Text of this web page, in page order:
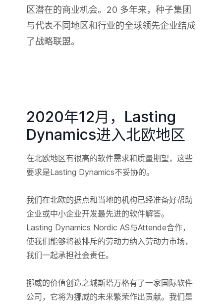
区潜在的商业机会。20 多年来，种子集团
与代表不同地区和行业的全球领先企业结成
了战略联盟。
2020年12月，Lasting
Dynamics进入北欧地区
在北欧地区有很高的软件需求和质量期望，这些
要求是Lasting Dynamics不妥协的。
我们在北欧的据点和当地的机构已经准备好帮助
企业或中小企业开发最先进的软件解答。
Lasting Dynamics Nordic AS与Attende合作，
使我们能够将被排斥的劳动力纳入劳动力市场，
我们一起承担社会责任。
挪威的价值创造之城斯塔万格有了一家国际软件
公司，它将为挪威的未来繁荣作出贡献。我们是